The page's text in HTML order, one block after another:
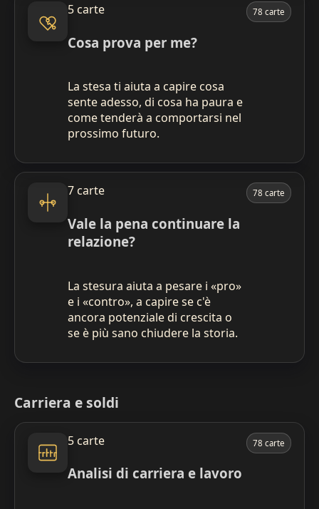
5 carte
Cosa prova per me?
La stesa ti aiuta a capire cosa
sente adesso, di cosa ha paura e
come tenderà a comportarsi nel
prossimo futuro.
78 carte
7 carte
Vale la pena continuare la
relazione?
La stesura aiuta a pesare i «pro»
e i «contro», a capire se c'è
ancora potenziale di crescita o
se è più sano chiudere la storia.
78 carte
Carriera e soldi
5 carte
Analisi di carriera e lavoro
78 carte